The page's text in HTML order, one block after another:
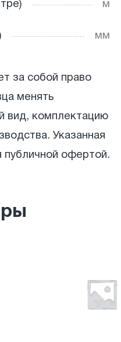
м
мм
за собой право
менять
вид, комплектацию
Указанная
публичной офертой.